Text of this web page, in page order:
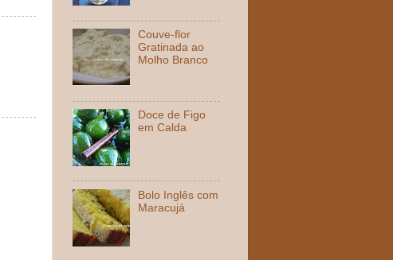
Couve-flor
Gratinada ao
Molho Branco
Doce de Figo
em Calda
Bolo Inglês com
Maracujá